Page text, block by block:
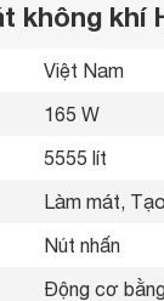
không khí
Việt Nam
165 W
5555 lít
Làm mát,
Nút nhấn
Động cơ